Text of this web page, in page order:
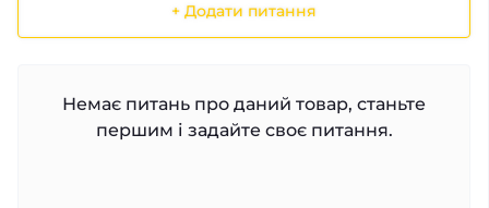
+ Додати питання
Немає питань про даний товар, станьте
першим і задайте своє питання.